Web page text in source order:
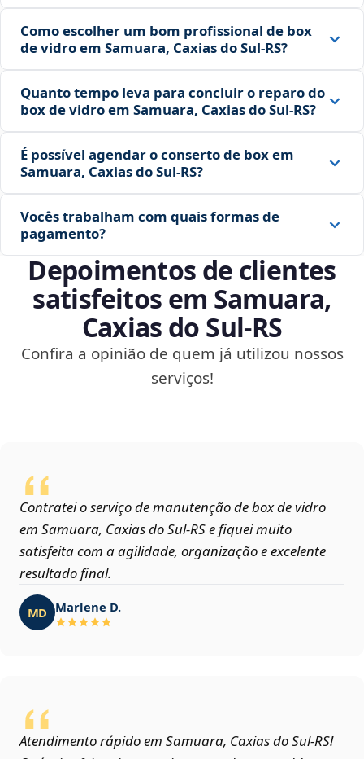
Como escolher um bom profissional de box
de vidro em Samuara, Caxias do Sul‑RS?
Quanto tempo leva para concluir o reparo do
box de vidro em Samuara, Caxias do Sul‑RS?
É possível agendar o conserto de box em
Samuara, Caxias do Sul‑RS?
Vocês trabalham com quais formas de
pagamento?
Depoimentos de clientes
satisfeitos em Samuara,
Caxias do Sul‑RS
Confira a opinião de quem já utilizou nossos
serviços!
Contratei o serviço de manutenção de box de vidro
em Samuara, Caxias do Sul‑RS e fiquei muito
satisfeita com a agilidade, organização e excelente
resultado final.
MD Marlene D.
Atendimento rápido em Samuara, Caxias do Sul‑RS!